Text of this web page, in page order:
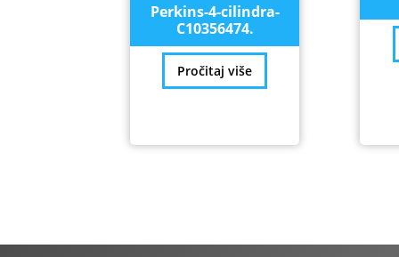
Perkins-4-cilindra-
C10356474.
Pročitaj više